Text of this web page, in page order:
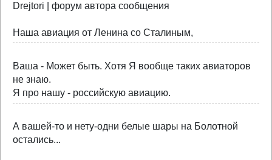
Drejtori | форум автора сообщения
Наша авиация от Ленина со Сталиным,
Ваша - Может быть. Хотя Я вообще таких авиаторов
не знаю.
Я про нашу - российскую авиацию.
А вашей-то и нету-одни белые шары на Болотной
остались...